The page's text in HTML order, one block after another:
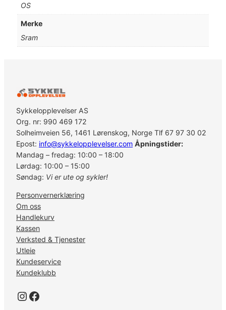
OS
Merke
Sram
Sykkelopplevelser AS
Org. nr: 990 469 172
Solheimveien 56, 1461 Lørenskog, Norge Tlf 67 97 30 02
Epost: info@sykkelopplevelser.com Åpningstider:
Mandag – fredag: 10:00 – 18:00
Lørdag: 10:00 – 15:00
Søndag: Vi er ute og sykler!
Personvernerklæring
Om oss
Handlekurv
Kassen
Verksted & Tjenester
Utleie
Kundeservice
Kundeklubb
Instagram Facebook